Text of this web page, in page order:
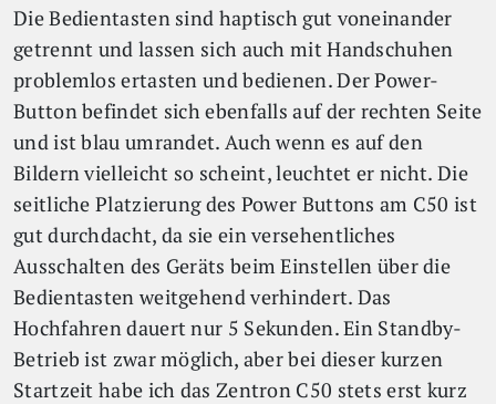
Die Bedientasten sind haptisch gut voneinander
getrennt und lassen sich auch mit Handschuhen
problemlos ertasten und bedienen. Der Power-
Button befindet sich ebenfalls auf der rechten Seite
und ist blau umrandet. Auch wenn es auf den
Bildern vielleicht so scheint, leuchtet er nicht. Die
seitliche Platzierung des Power Buttons am C50 ist
gut durchdacht, da sie ein versehentliches
Ausschalten des Geräts beim Einstellen über die
Bedientasten weitgehend verhindert. Das
Hochfahren dauert nur 5 Sekunden. Ein Standby-
Betrieb ist zwar möglich, aber bei dieser kurzen
Startzeit habe ich das Zentron C50 stets erst kurz